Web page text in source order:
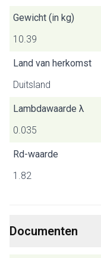
Gewicht (in kg)
10.39
Land van herkomst
Duitsland
Lambdawaarde λ
0.035
Rd-waarde
1.82
Documenten